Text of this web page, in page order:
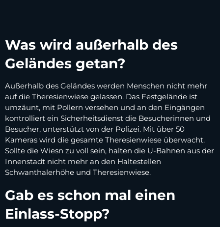
Was wird außerhalb des
Geländes getan?
Außerhalb des Geländes werden Menschen nicht mehr
auf die Theresienwiese gelassen. Das Festgelände ist
umzäunt, mit Pollern versehen und an den Eingängen
kontrolliert ein Sicherheitsdienst die Besucherinnen und
Besucher, unterstützt von der Polizei. Mit über 50
Kameras wird die gesamte Theresienwiese überwacht.
Sollte die Wiesn zu voll sein, halten die U-Bahnen aus der
Innenstadt nicht mehr an den Haltestellen
Schwanthalerhöhe und Theresienwiese.
Gab es schon mal einen
Einlass-Stopp?